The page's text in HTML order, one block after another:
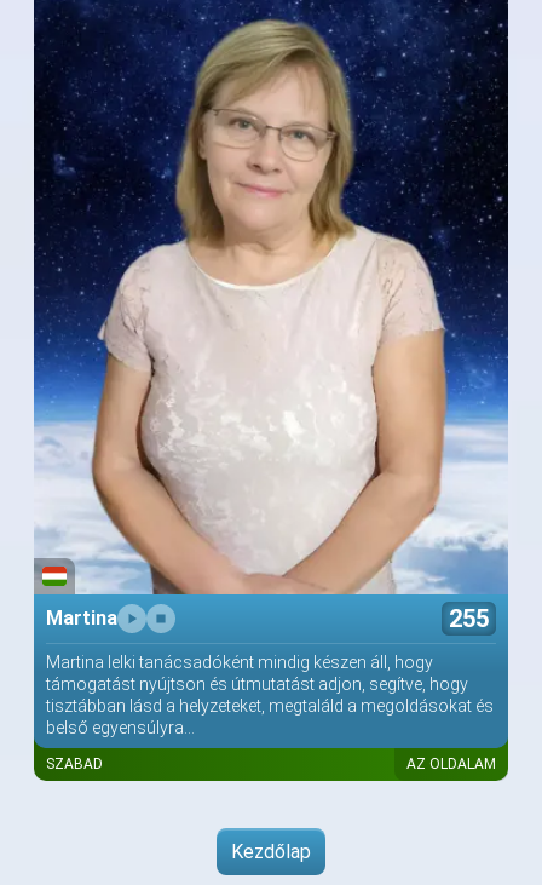
Martina 255
Martina lelki tanácsadóként mindig készen áll, hogy
támogatást nyújtson és útmutatást adjon, segítve, hogy
tisztábban lásd a helyzeteket, megtaláld a megoldásokat és
belső egyensúlyra...
SZABAD AZ OLDALAM
Kezdőlap